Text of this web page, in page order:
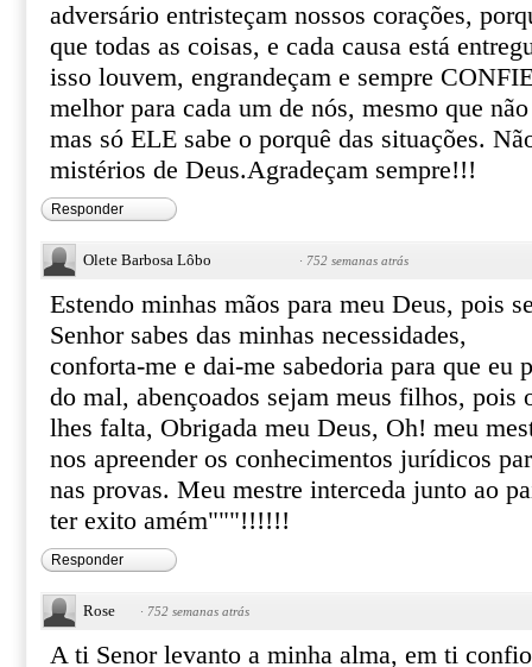
adversário entristeçam nossos corações,
que todas as coisas, e cada causa está
isso louvem, engrandeçam e sempre
melhor para cada um de nós, mesmo que
mas só ELE sabe o porquê das situações.
mistérios de Deus.Agradeçam sempre!!!
Responder
Olete Barbosa Lôbo · 752 semanas atrás
Estendo minhas mãos para meu Deus, pois
Senhor sabes das minhas necessidades,
conforta-me e dai-me sabedoria para que eu
do mal, abençoados sejam meus filhos, pois
lhes falta, Obrigada meu Deus, Oh! meu
nos apreender os conhecimentos jurídicos
nas provas. Meu mestre interceda junto ao
ter exito amém"""!!!!!!
Responder
Rose · 752 semanas atrás
A ti Senor levanto a minha alma, em ti